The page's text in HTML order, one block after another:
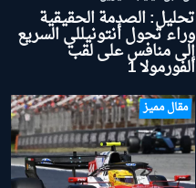
تحليل: الصدمة الحقيقية
وراء تحول أنتونيللي السريع
إلى منافس على لقب
الفورمولا 1
مقال مميز